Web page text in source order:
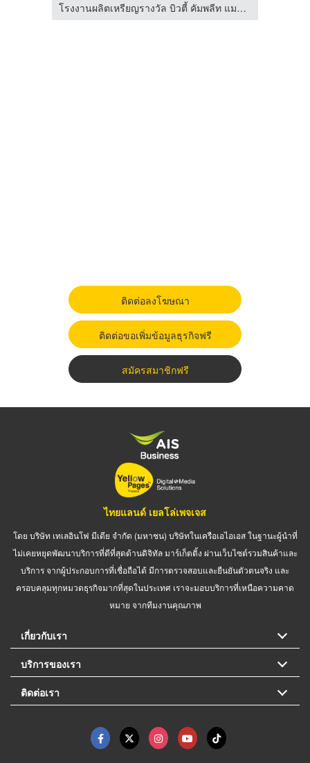
โรงงานผลิตเหรียญรางวัล บิวตี้ คัมพลีท แมนูแฟคเตอร์
ติดต่อลงโฆษณา
ติดต่อขอเพิ่มข้อมูลธุรกิจฟรี
สมัครสมาชิกฟรี
ไทยแลนด์ เยลโล่เพจเจส
โดย บริษัท เทเลอินโฟ มีเดีย จำกัด (มหาชน) บริษัทในเครือเอไอเอส ในฐานะผู้นำที่
ไม่เคยหยุดพัฒนาบริการที่ดีที่สุดด้านดิจิทัล มาร์เก็ตติ้ง ผ่านเว็บไซต์รวมสินค้าและ
บริการ จากผู้ประกอบการที่เชื่อถือได้ มีการตรวจสอบและยืนยันตัวตนจริง และ
ครอบคลุมทุกหมวดธุรกิจมากที่สุดในประเทศ เราจะมอบบริการที่เหนือความคาด
หมาย จากทีมงานคุณภาพ
เกี่ยวกับเรา
บริการของเรา
ติดต่อเรา